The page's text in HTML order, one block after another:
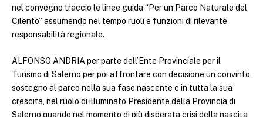
nel convegno traccio le linee guida “Per un Parco Naturale del
Cilento” assumendo nel tempo ruoli e funzioni di rilevante
responsabilità regionale.
ALFONSO ANDRIA per parte dell’Ente Provinciale per il
Turismo di Salerno per poi affrontare con decisione un convinto
sostegno al parco nella sua fase nascente e in tutta la sua
crescita, nel ruolo di illuminato Presidente della Provincia di
Salerno quando nel momento di più disperata crisi della nascita